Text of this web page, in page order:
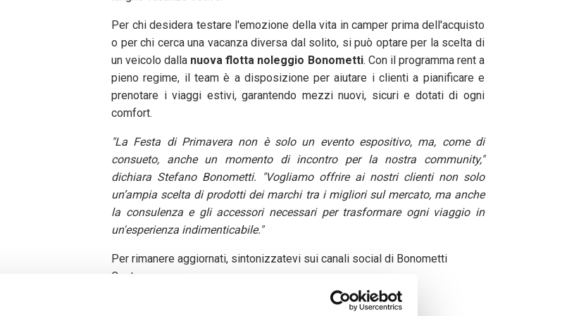
Per chi desidera testare l'emozione della vita in camper prima dell'acquisto
o per chi cerca una vacanza diversa dal solito, si può optare per la scelta di
un veicolo dalla nuova flotta noleggio Bonometti. Con il programma rent a
pieno regime, il team è a disposizione per aiutare i clienti a pianificare e
prenotare i viaggi estivi, garantendo mezzi nuovi, sicuri e dotati di ogni
comfort.
"La Festa di Primavera non è solo un evento espositivo, ma, come di
consueto, anche un momento di incontro per la nostra community,"
dichiara Stefano Bonometti. "Vogliamo offrire ai nostri clienti non solo
un’ampia scelta di prodotti dei marchi tra i migliori sul mercato, ma anche
la consulenza e gli accessori necessari per trasformare ogni viaggio in
un'esperienza indimenticabile."
Per rimanere aggiornati, sintonizzatevi sui canali social di Bonometti
Centrocaravan: